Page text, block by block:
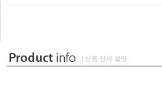
| 상품 상세 설명